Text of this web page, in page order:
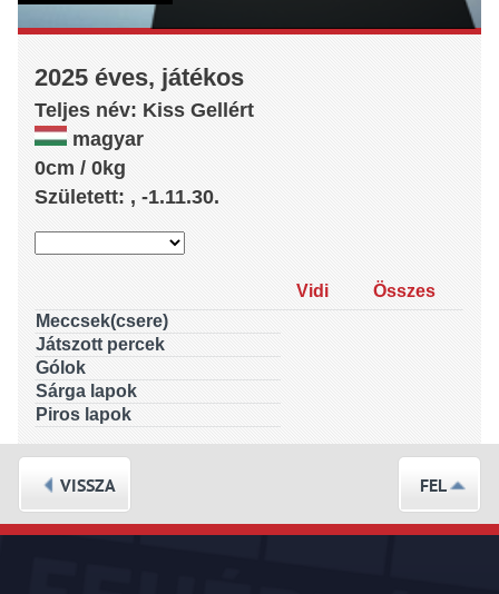
2025 éves, játékos
Teljes név: Kiss Gellért
magyar
0cm / 0kg
Született: , -1.11.30.
Vidi
Összes
Meccsek(csere)
Játszott percek
Gólok
Sárga lapok
Piros lapok
VISSZA FEL